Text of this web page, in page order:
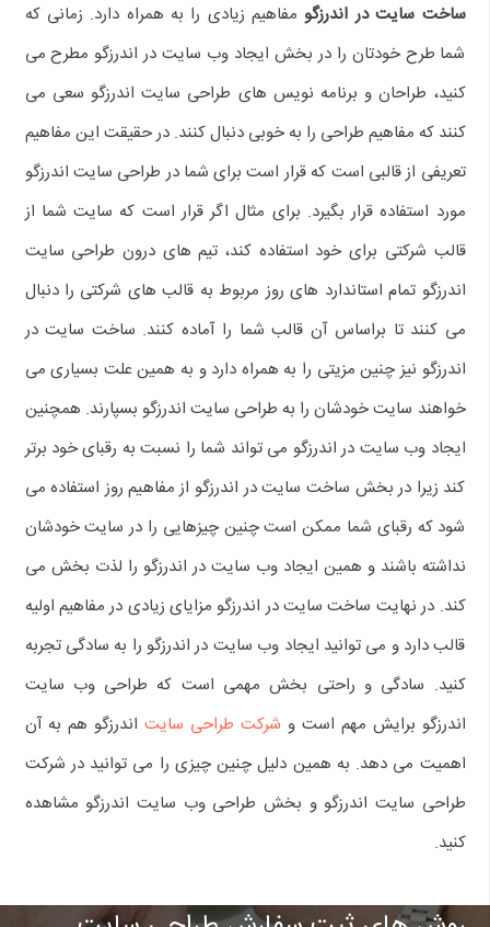
ساخت سایت در اندرزگومفاهیم زیادی را به همراه دارد. زمانی که
شما طرح خودتان را در بخش ایجاد وب سایت در اندرزگو مطرح می
کنید، طراحان و برنامه نویس های طراحی سایت اندرزگو سعی می
کنند که مفاهیم طراحی را به خوبی دنبال کنند. در حقیقت این مفاهیم
تعریفی از قالبی است که قرار است برای شما در طراحی سایت اندرزگو
مورد استفاده قرار بگیرد. برای مثال اگر قرار است که سایت شما از
قالب شرکتی برای خود استفاده کند، تیم های درون طراحی سایت
اندرزگو تمام استاندارد های روز مربوط به قالب های شرکتی را دنبال
می کنند تا براساس آن قالب شما را آماده کنند. ساخت سایت در
اندرزگو نیز چنین مزیتی را به همراه دارد و به همین علت بسیاری می
خواهند سایت خودشان را به طراحی سایت اندرزگو بسپارند. همچنین
ایجاد وب سایت در اندرزگو می تواند شما را نسبت به رقبای خود برتر
کند زیرا در بخش ساخت سایت در اندرزگو از مفاهیم روز استفاده می
شود که رقبای شما ممکن است چنین چیزهایی را در سایت خودشان
نداشته باشند و همین ایجاد وب سایت در اندرزگو را لذت بخش می
کند. در نهایت ساخت سایت در اندرزگو مزایای زیادی در مفاهیم اولیه
قالب دارد و می توانید ایجاد وب سایت در اندرزگو را به سادگی تجربه
کنید. سادگی و راحتی بخش مهمی است که طراحی وب سایت
اندرزگو برایش مهم است و شرکت طراحی سایتاندرزگو هم به آن
اهمیت می دهد. به همین دلیل چنین چیزی را می توانید در شرکت
طراحی سایت اندرزگو و بخش طراحی وب سایت اندرزگو مشاهده
کنید.